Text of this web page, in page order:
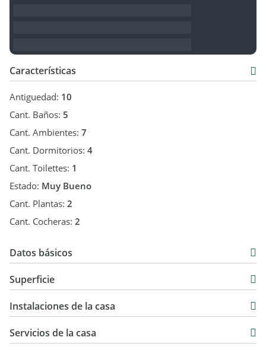
Características
Antiguedad: 10
Cant. Baños: 5
Cant. Ambientes: 7
Cant. Dormitorios: 4
Cant. Toilettes: 1
Estado: Muy Bueno
Cant. Plantas: 2
Cant. Cocheras: 2
Datos básicos
Venta
USD 690.000
Superficie
Instalaciones de la casa
Servicios de la casa